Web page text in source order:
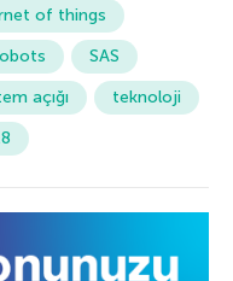
of things
SAS
açığı
teknoloji